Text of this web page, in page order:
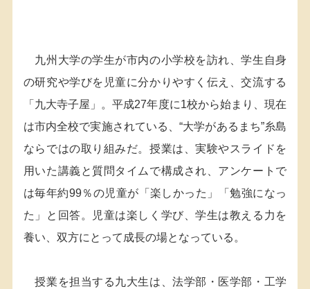
九州大学の学生が市内の小学校を訪れ、学生自身
の研究や学びを児童に分かりやすく伝え、交流する
「九大寺子屋」。平成27年度に1校から始まり、現在
は市内全校で実施されている、“大学があるまち”糸島
ならではの取り組みだ。授業は、実験やスライドを
用いた講義と質問タイムで構成され、アンケートで
は毎年約99％の児童が「楽しかった」「勉強になっ
た」と回答。児童は楽しく学び、学生は教える力を
養い、双方にとって成長の場となっている。
授業を担当する九大生は、法学部・医学部・工学